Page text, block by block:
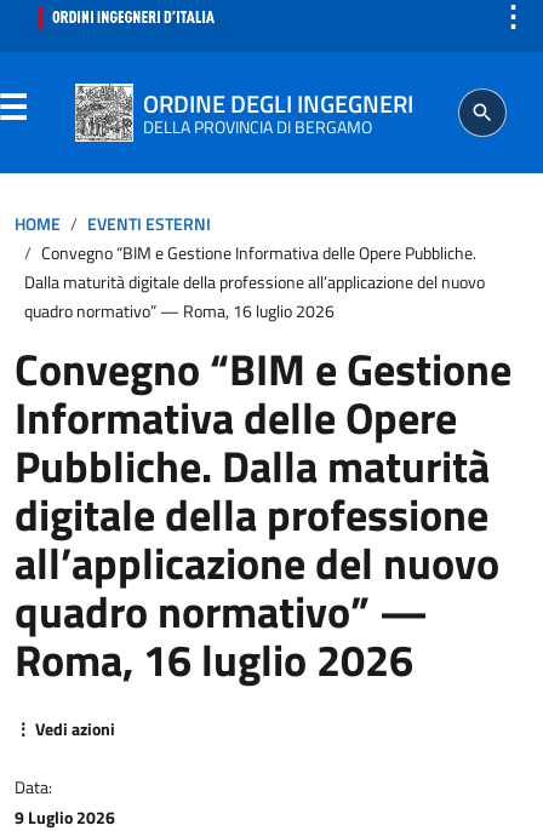
⋮
ORDINE DEGLI INGEGNERI
DELLA PROVINCIA DI BERGAMO
PROFESSIONE
AGGIORNAMENTO PROFESSIONALE
HOME
EVENTI ESTERNI
Convegno “BIM e Gestione Informativa delle Opere Pubbliche.
Dalla maturità digitale della professione all’applicazione del nuovo
quadro normativo” — Roma, 16 luglio 2026
Convegno “BIM e Gestione
Informativa delle Opere
Pubbliche. Dalla maturità
digitale della professione
all’applicazione del nuovo
quadro normativo” —
Roma, 16 luglio 2026
⋮ Vedi azioni
Data:
9 Luglio 2026